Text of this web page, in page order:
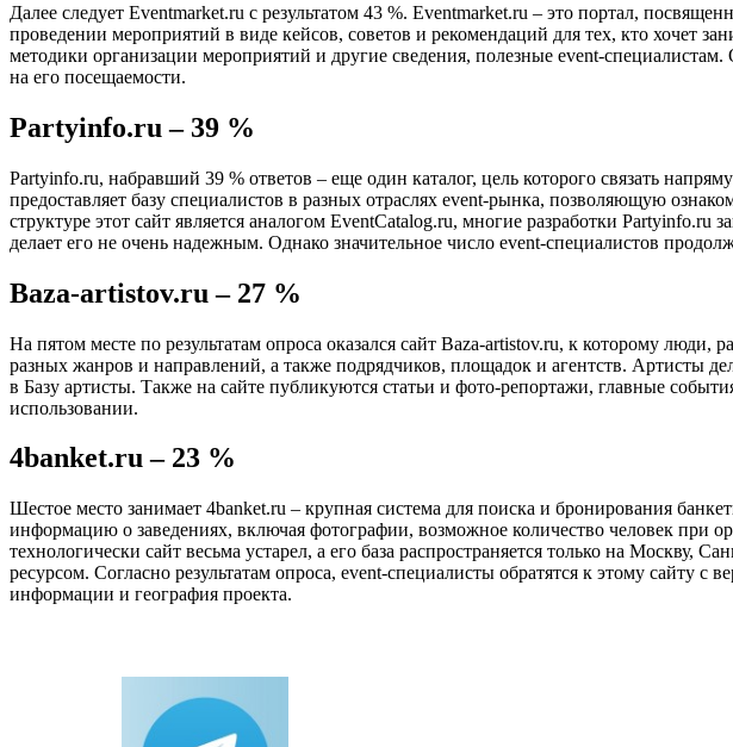
Далее следует Eventmarket.ru с результатом 43 %. Eventmarket.ru – это портал,
проведении мероприятий в виде кейсов, советов и рекомендаций для тех, кто хочет
методики организации мероприятий и другие сведения, полезные event-
на его посещаемости.
Partyinfo.ru – 39 %
Partyinfo.ru, набравший 39 % ответов – еще один каталог, цель которого связать
предоставляет базу специалистов в разных отраслях event-рынка, позволяющую
структуре этот сайт является аналогом EventCatalog.ru, многие разработки
делает его не очень надежным. Однако значительное число event-специалистов
Baza-artistov.ru – 27 %
На пятом месте по результатам опроса оказался сайт Baza-artistov.ru, к которому
разных жанров и направлений, а также подрядчиков, площадок и агентств. Артисты
в Базу артисты. Также на сайте публикуются статьи и фото-репортажи, главные
использовании.
4banket.ru – 23 %
Шестое место занимает 4banket.ru – крупная система для поиска и бронирования
информацию о заведениях, включая фотографии, возможное количество человек при
технологически сайт весьма устарел, а его база распространяется только на
ресурсом. Согласно результатам опроса, event-специалисты обратятся к этому сайту
информации и география проекта.